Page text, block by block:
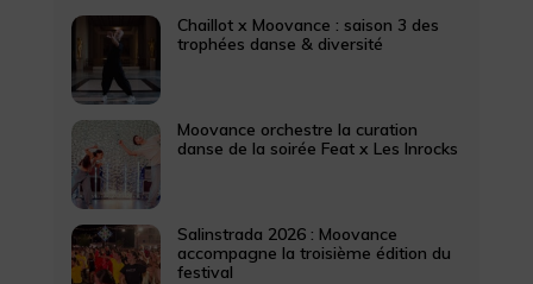
Chaillot x Moovance : saison 3 des
trophées danse & diversité
Moovance orchestre la curation
danse de la soirée Feat x Les Inrocks
Salinstrada 2026 : Moovance
accompagne la troisième édition du
festival